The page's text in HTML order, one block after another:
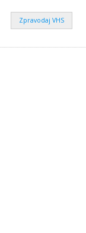
Zpravodaj VHS